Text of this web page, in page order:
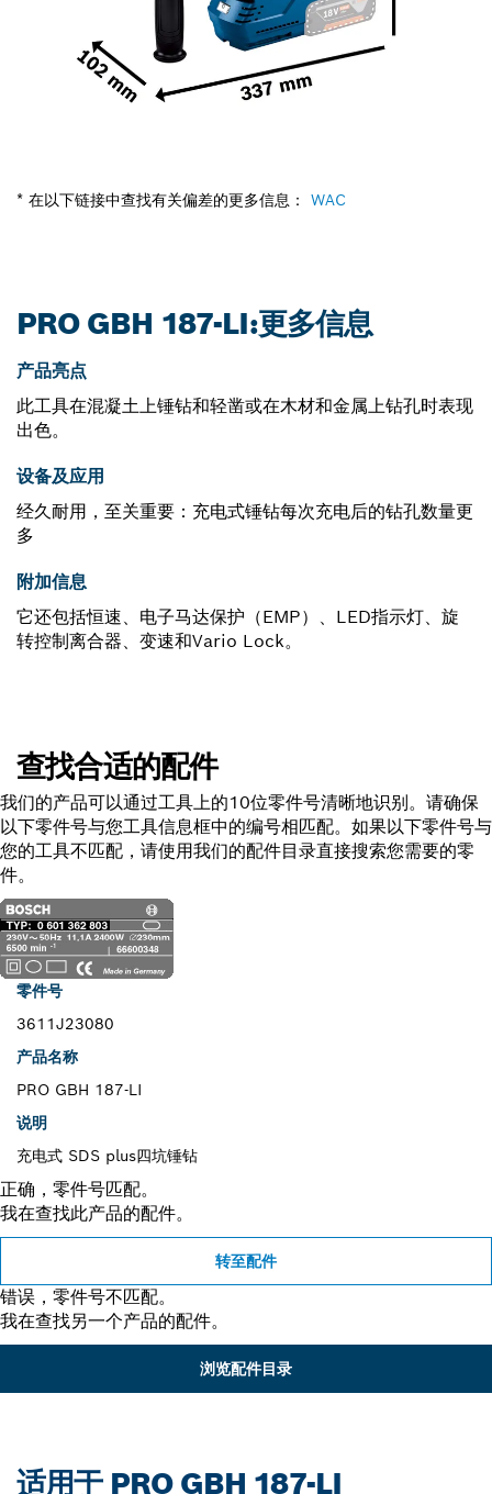
* 在以下链接中查找有关偏差的更多信息： WAC
PRO GBH 187-LI:更多信息
产品亮点
此工具在混凝土上锤钻和轻凿或在木材和金属上钻孔时表现
出色。
设备及应用
经久耐用，至关重要：充电式锤钻每次充电后的钻孔数量更
多
附加信息
它还包括恒速、电子马达保护（EMP）、LED指示灯、旋
转控制离合器、变速和Vario Lock。
查找合适的配件
我们的产品可以通过工具上的10位零件号清晰地识别。请确保
以下零件号与您工具信息框中的编号相匹配。如果以下零件号与
您的工具不匹配，请使用我们的配件目录直接搜索您需要的零
件。
零件号
3611J23080
产品名称
PRO GBH 187-LI
说明
充电式 SDS plus四坑锤钻
正确，零件号匹配。
我在查找此产品的配件。
转至配件
错误，零件号不匹配。
我在查找另一个产品的配件。
浏览配件目录
适用于 PRO GBH 187-LI